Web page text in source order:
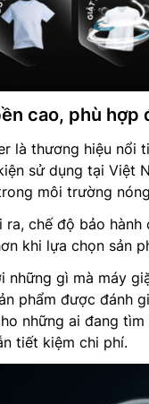
cao, phù hợp
là thương hiệu nổi
sử dụng tại Việt
môi trường
ra, chế độ bảo
khi lựa chọn sản
những gì mà máy
phẩm được đánh
những ai đang
tiết kiệm chi phí.